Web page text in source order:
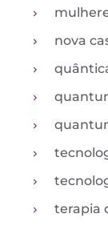
nova
terapia